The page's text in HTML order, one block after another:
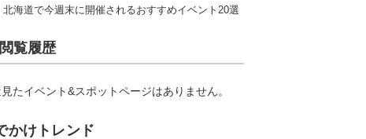
北海道で今週末に開催されるおすすめイベント20選
閲覧履歴
たイベント&スポットページはありません。
かけトレンド